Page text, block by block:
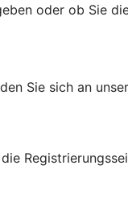
oder ob Sie
Sie sich an